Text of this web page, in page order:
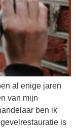
al enige jaren
van mijn
ben ik
is